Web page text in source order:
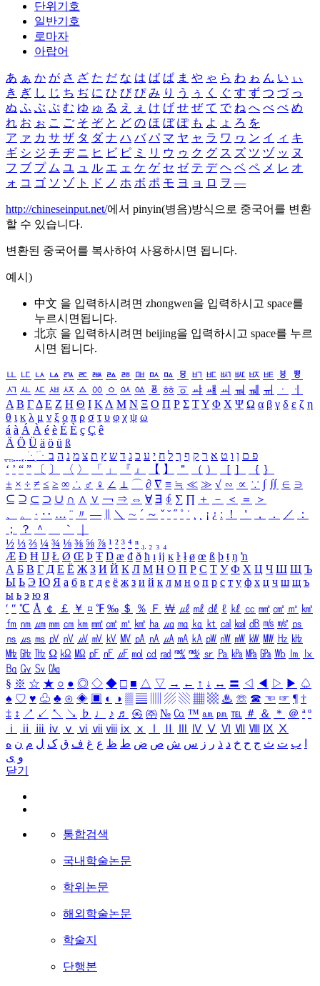
단위기호
일반기호
로마자
아랍어
あ ぁ か が さ ざ た だ な は ば ぱ ま や ゃ ら わ ゎ ん い ぃ
き ぎ し じ ち ぢ に ひ び ぴ み り う ぅ く ぐ す ず つ づ っ
ぬ ふ ぶ ぷ む ゆ ゅ る え ぇ け げ せ ぜ て で ね へ べ ぺ め
れ お ぉ こ ご そ ぞ と ど の ほ ぼ ぽ も よ ょ ろ を
ア ァ カ サ ザ タ ダ ナ ハ バ パ マ ヤ ャ ラ ワ ヮ ン イ ィ キ
ギ シ ジ チ ヂ ニ ヒ ビ ピ ミ リ ウ ゥ ク グ ス ズ ツ ヅ ッ ヌ
フ ブ プ ム ユ ュ ル エ ェ ケ ゲ セ ゼ テ デ ヘ ベ ペ メ レ オ
ォ コ ゴ ソ ゾ ト ド ノ ホ ボ ポ モ ヨ ョ ロ ヲ ―
http://chineseinput.net/에서 pinyin(병음)방식으로 중국어를 변환
할 수 있습니다.
변환된 중국어를 복사하여 사용하시면 됩니다.
예시)
中文 을 입력하시려면 zhongwen을 입력하시고 space를
누르시면됩니다.
北京 을 입력하시려면 beijing을 입력하시고 space를 누르
시면 됩니다.
ㅥ ㅦ ㅧ ㅨ ㅩ ㅪ ㅫ ㅬ ㅭ ㅮ ㅯ ㅰ ㅱ ㅲ ㅳ ㅴ ㅵ ㅶ ㅷ ㅸ
ㅹ
ㅺ ㅻ ㅼ ㅽ ㅾ ㅿ ㆀ ㆁ ㆂ ㆃ ㆄ ㆅ ㆆ ㆇ ㆈ ㆉ ㆊ ㆋ ㆌ ㆍ
ㆎ
Α Β ΓΔ Ε Ζ Η Θ Ι ΚΛ Μ Ν Ξ Ο Π Ρ Σ ΤΥ Φ Χ Ψ Ω α β γ δ ε ζ η
θ ι κ λ μ ν ξ ο π ρ σ τ υ φ χ ψ ω
á à Á À é è É È ç Ç ê
Ä Ö Ü ä ö ü ß
ִֶֹ ֻּ ׁׂ פ ם ן ו ט א ר ק ף ך ל ח י ע כ ג ד ש ץ ת צ מ נ ה ב
‘ ’ “ ” 〔 〕 〈 〉 「 」 『 』 【 】 ＂ （ ） ［ ］ ｛ ｝
± × ÷ ≠ ≤ ≥ ∞ ∴ ♂ ♀ ∠ ⊥ ⌒ ∂ ∇ ≡ ≒ ≪ ≫ √ ∽ ∝ ∵ ∫ ∬ ∈ ∋
⊆ ⊇ ⊂ ⊃ ∪ ∩ ∧ ∨ ￢ ⇒ ⇔ ∀ ∃ ∮ ∑ ∏ ＋ － ＜ ＝
＞
、
。 · ‥ … ¨ 〃 ― ＼ ∼ ´ ～ ˇ ˘ ˝ ˚ ˙ ¸ ¡ ¿ ː ！ ＇ ， ． ／
：
；
？ ＾ ｀
½ ⅓ ⅔ ¼ ¾ ⅛ ⅜ ⅝ ⅞ ¹ ² ³ ⁴ ⁿ ₁ ₂ ₃ ₄
Æ Ð Ħ Ĳ Ł Ø Œ Þ Ŧ Ŋ æ đ ð ħ ı ĳ ĸ ŀ ł ø œ ß þ ŧ ŋ ŉ
А Б В Г Д Е Ё Ж З И Й К Л М Н О П Р С Т У Ф Х Ц Ч Ш Щ Ъ
Ы Ь Э Ю Я а б в г д е ё ж з и й к л м н о п р с т у ф х ц ч ш щ ъ
ы ь э ю я
′ ″ ℃ Å ￠ ￡ ￥ ¤ ℉ ‰ ＄ ％ Ｆ ￦ ㎕ ㎖ ㎗ ℓ ㎘ ㏄ ㎣ ㎤ ㎥ ㎦
㎙ ㎚ ㎛ ㎜ ㎝ ㎞ ㎟ ㎠ ㎡ ㎢ ㏊ ㎍ ㎎ ㎏ ㏏ ㎈ ㎉ ㏈ ㎧ ㎨ ㎰
㎱ ㎲ ㎳ ㎴ ㎵ ㎶ ㎷ ㎸ ㎹ ㎀ ㎁ ㎂ ㎃ ㎄ ㎺ ㎻ ㎽ ㎾ ㎿ ㎐ ㎑
㎒ ㎓ ㎔ Ω ㏀ ㏁ ㎊ ㎋ ㎌ ㏖ ㏅ ㎭ ㎮ ㎯ ㏛ ㎩ ㎪ ㎫ ㎬ ㏝ ㏐
㏓
㏃ ㏉ ㏜ ㏆
§ ※ ☆ ★ ○ ● ◎ ◇ ◆ □ ■ △ ▽ → ← ↑ ↓ ↔ 〓 ◁ ◀ ▷ ▶ ♤
♠ ♡ ♥ ♧ ♣ ⊙ ◈ ▣ ◐ ◑ ▒ ▤ ▨ ▧ ▦ ▩ ♨ ☏ ☎ ☜ ☞ ¶ †
‡ ↕ ↗ ↙ ↖ ↘ ♭ ♩ ♪ ♬ ㉿ ㈜ № ㏇ ™ ㏂ ㏘ ℡ ＃ ＆ ＊ ＠ ª º
ⅰ
ⅱ ⅲ ⅳ ⅴ ⅵ ⅶ ⅷ ⅸ ⅹ Ⅳ Ⅴ Ⅵ Ⅶ Ⅷ Ⅸ Ⅹ
ب ت ث ج ح خ د ذ ر ز س ش ص ض ط ظ ع غ ف ق ک ل م ن ه
و ی
닫기
통합검색
국내학술논문
학위논문
해외학술논문
학술지
단행본